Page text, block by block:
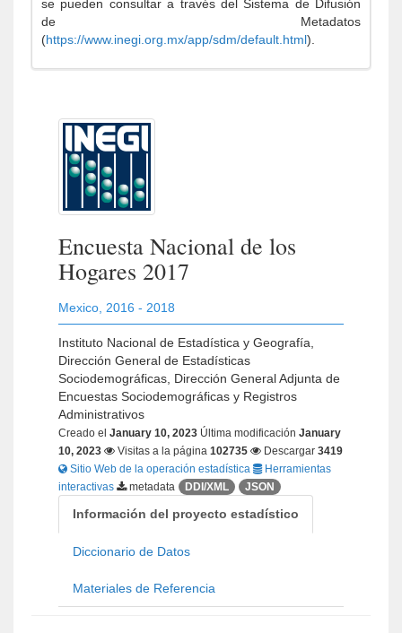
se pueden consultar a través del Sistema de Difusión
de Metadatos
(https://www.inegi.org.mx/app/sdm/default.html).
Encuesta Nacional de los
Hogares 2017
Mexico 2016 - 2018
Instituto Nacional de Estadística y Geografía,
Dirección General de Estadísticas
Sociodemográficas, Dirección General Adjunta de
Encuestas Sociodemográficas y Registros
Administrativos
Creado el January 10, 2023 Última modificación January
10, 2023
Visitas a la página 102735 Descargar 3419
Sitio Web de la operación estadística
Herramientas
interactivas
metadata DDI/XML JSON
Información del proyecto estadístico
Diccionario de Datos
Materiales de Referencia